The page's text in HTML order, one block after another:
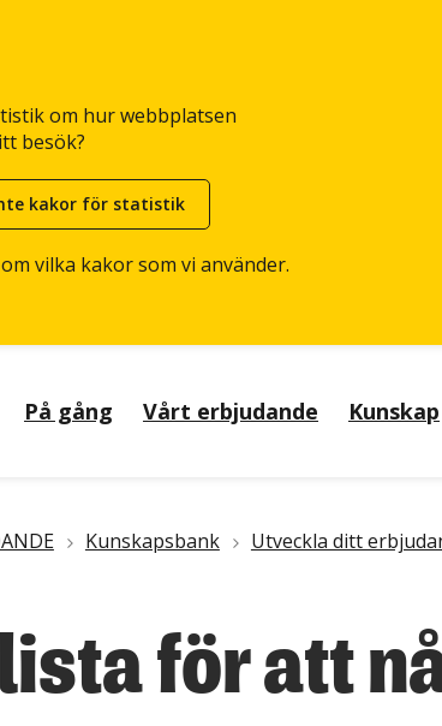
om hur webbplatsen
besök?
kakor för statistik
vilka kakor som vi använder.
På gång Vårt erbjudande Kunskap
Kunskapsbank Utveckla ditt
för att